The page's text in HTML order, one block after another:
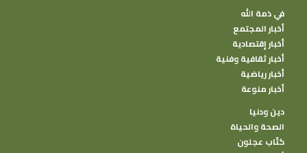
في ذمة الله
أخبار المجتمع
أخبار إقتصادية
أخبار ثقافية وفنية
أخبار رياضية
أخبار منوعة
دين ودنيا
الصحة والحياة
كتًاب عجلون